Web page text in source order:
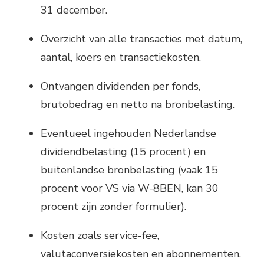
31 december.
Overzicht van alle transacties met datum,
aantal, koers en transactiekosten.
Ontvangen dividenden per fonds,
brutobedrag en netto na bronbelasting.
Eventueel ingehouden Nederlandse
dividendbelasting (15 procent) en
buitenlandse bronbelasting (vaak 15
procent voor VS via W-8BEN, kan 30
procent zijn zonder formulier).
Kosten zoals service-fee,
valutaconversiekosten en abonnementen.